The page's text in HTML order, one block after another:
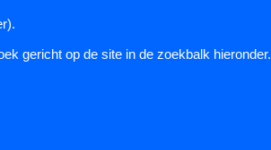
gericht op de site in de zoekbalk hieronder.